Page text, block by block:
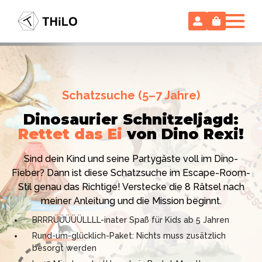
Hollywood-Action im
Kinderzimmer – ohne
Vorbereitungsstress!
Ich bin THiLO, "Dein SPIEGEL"-Bestseller-Autor und
TV-Profi (ZDF "1, 2 oder 3"). Entdecke jetzt meine
Schatzsuchen und Escape Rooms zum Sofort-
Download. Und natürlich meine Ebooks.
Schatzsuche (5–7 Jahre)
Dinosaurier Schnitzeljagd:
Rettet das Ei von Dino Rexi!
Sind dein Kind und seine Partygäste voll im Dino-
Fieber? Dann ist diese Schatzsuche im Escape-Room-
Stil genau das Richtige! Verstecke die 8 Rätsel nach
meiner Anleitung und die Mission beginnt.
BRRRÜÜÜÜÜLLLL-inater Spaß für Kids ab 5 Jahren
Rund-um-glücklich-Paket: Nichts muss zusätzlich
besorgt werden
Escape Room (ab 8 oder 12 Jahre)
Locked-up Agents: Im Labor
des Virologen
Das gab es noch nie: Verwandele dein Zuhause in ein
High-Tech Labor! Unser 24-seitiges PDF enthält alles:
Mission, Agentenausweise, Rätsel und Requisiten.
Knackt den Fall in 90 Minuten!
Kniffliger Rätselspaß für 2 bis 6 Spieler (8 - 11 oder 12–
99 Jahre)
Professionelles PDF: Agentenausweise & Schilder
inklusive